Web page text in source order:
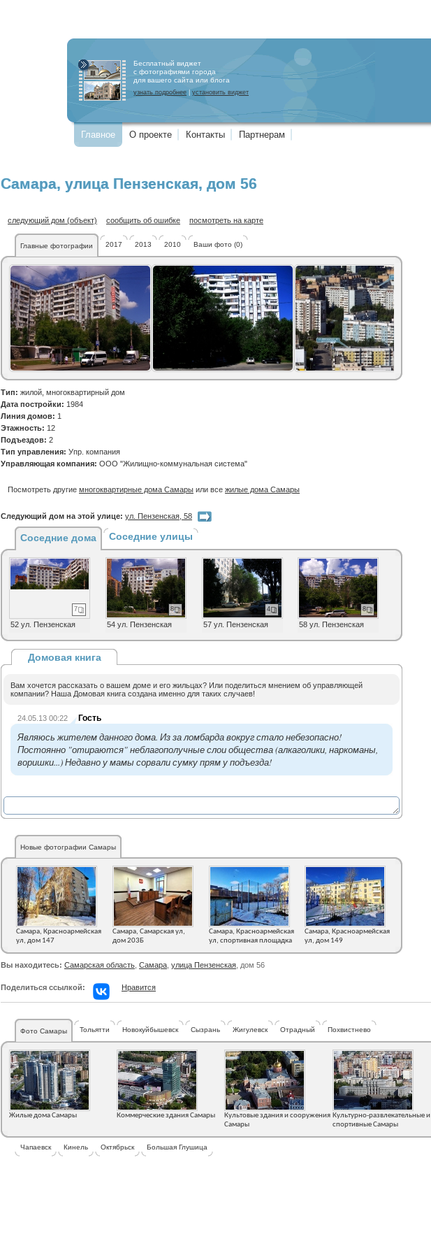
Бесплатный виджет
с фотографиями города
для вашего сайта или блога
узнать подробнее установить виджет
Главное О проекте Контакты
Партнерам
Самара, улица Пензенская, дом 56
следующий дом (объект) сообщить об ошибке посмотреть на карте
Главные фотографии 2017 2013 2010 Ваши фото (0)
Тип: жилой, многоквартирный дом
Дата постройки: 1984
Линия домов: 1
Этажность: 12
Подъездов: 2
Тип управления: Упр. компания
Управляющая компания: ООО "Жилищно-коммунальная система"
Посмотреть другие многоквартирные дома Самары или все жилые дома Самары
Следующий дом на этой улице: ул. Пензенская, 58
Соседние дома Соседние улицы
52 ул. Пензенская
7
54 ул. Пензенская
8
57 ул. Пензенская
4
58 ул. Пензенская
8
Домовая книга
Вам хочется рассказать о вашем доме и его жильцах? Или поделиться мнением об управляющей
компании? Наша Домовая книга создана именно для таких случаев!
24.05.13 00:22 Гость
Являюсь жителем данного дома. Из за ломбарда вокруг стало небезопасно!
Постоянно "отираются" неблагополучные слои общества (алкаголики, наркоманы,
воришки...) Недавно у мамы сорвали сумку прям у подъезда!
Новые фотографии Самары
Самара, Красноармейская
ул, дом 147
Самара, Самарская ул,
дом 203Б
Самара, Красноармейская
ул, спортивная площадка
Самара, Красноармейская
ул, дом 149
Вы находитесь: Самарская область Самара улица Пензенская , дом 56
Поделиться ссылкой: Нравится
Фото Самары Тольятти Новокуйбышевск Сызрань Жигулевск Отрадный Похвистнево
Жилые дома Самары Коммерческие здания Самары
Культовые здания и сооружения
Самары
Культурно-развлекательные и
спортивные Самары
Чапаевск Кинель Октябрьск Большая Глушица